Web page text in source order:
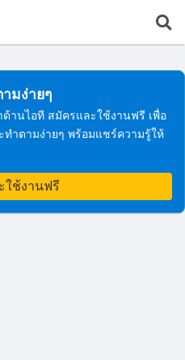
มง่ายๆ
านไอที สมัครและใช้งานฟรี เพื่อ
ำตามง่ายๆ พร้อมแชร์ความรู้ให้
ใช้งานฟรี